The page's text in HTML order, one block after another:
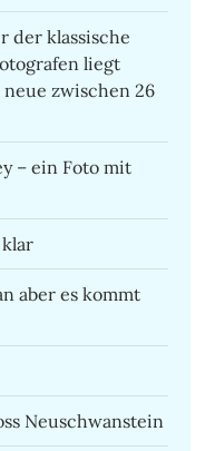
der klassische
liegt
zwischen 26
– ein Foto mit
klar
aber es kommt
Neuschwanstein